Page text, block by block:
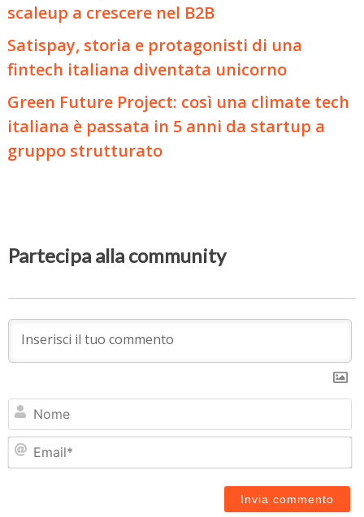
scaleup a crescere nel B2B
Satispay, storia e protagonisti di una
fintech italiana diventata unicorno
Green Future Project: così una climate tech
italiana è passata in 5 anni da startup a
gruppo strutturato
Partecipa alla community